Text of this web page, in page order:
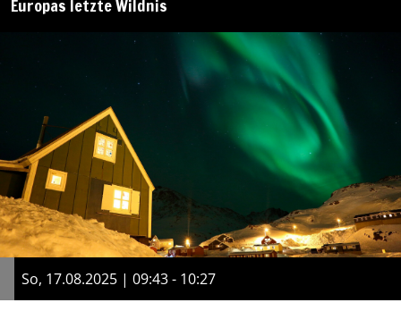
Europas letzte Wildnis
So, 17.08.2025 | 09:43 - 10:27